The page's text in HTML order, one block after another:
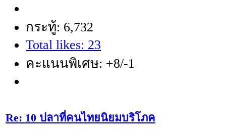
กระทู้: 6,732
Total likes: 23
คะแนนพิเศษ: +8/-1
Re: 10 ปลาที่คนไทยนิยมบริโภค